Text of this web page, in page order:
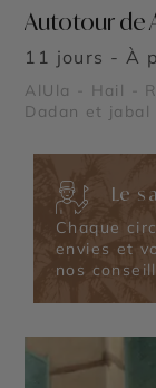
Autotour de
11 jours - À
AlUla - Hail -
Dadan et
Le
Chaque
envies et
nos